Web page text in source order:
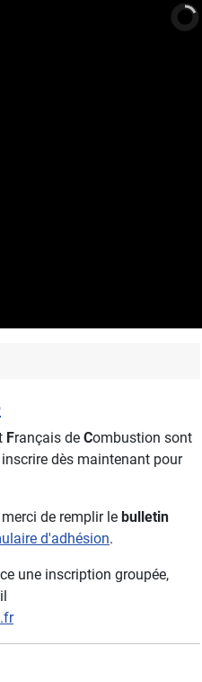
Français de Combustion sont
dès maintenant pour
de remplir le bulletin
d'adhésion.
une inscription groupée,